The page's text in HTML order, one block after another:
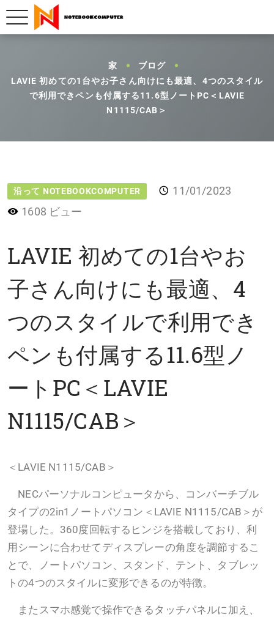
家
ブログ
LAVIE 初めての1台やお子さん向けにも最適、4つのスタイル
で利用できペンも付属する11.6型ノートPC＜LAVIE
N1115/CAB＞
沿って NOTEBOOKCOMPUTER
11/01/2023
1608 ビュー
LAVIE 初めての1台やお
子さん向けにも最適、4
つのスタイルで利用でき
ペンも付属する11.6型ノ
ートPC＜LAVIE
N1115/CAB＞
＜LAVIE N1115/CAB＞
NECパーソナルコンピュータから、コンバーチブル
タイプの2in1ノートパソコン＜LAVIE N1115/CAB＞が
登場した。360度回転するヒンジを搭載しており、利
用シーンに合わせてディスプレーの角度を調節するこ
とで、ノートパソコン、スタンド、テント、タブレッ
トの4つのスタイルに変形できるのが特徴。
またスマホ感覚で操作できるタッチパネルに加え、